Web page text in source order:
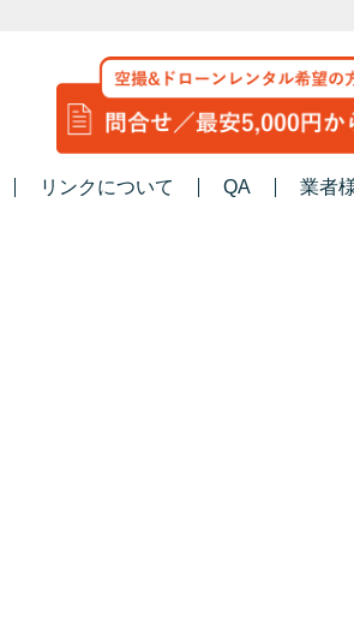
リンクについて QA 業者